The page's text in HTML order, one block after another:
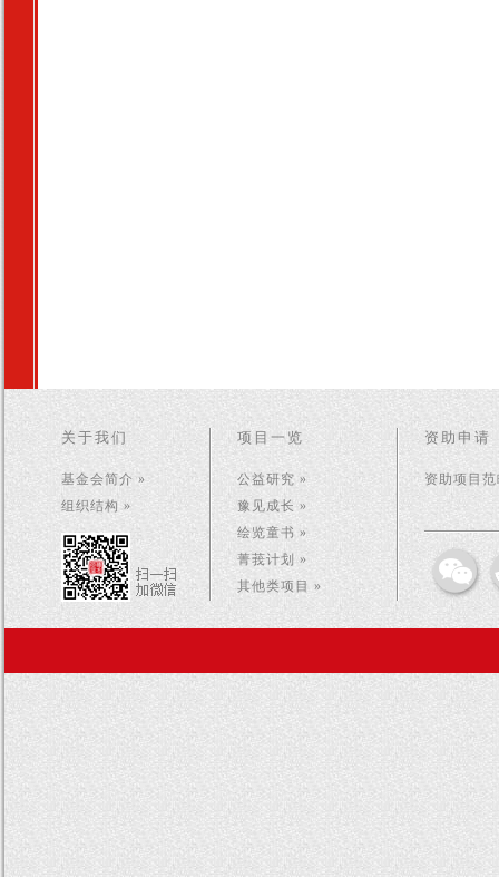
关于我们
基金会简介 »
组织结构 »
项目一览
公益研究 »
豫见成长 »
绘览童书 »
菁莪计划 »
其他类项目 »
资助申请
资助项目